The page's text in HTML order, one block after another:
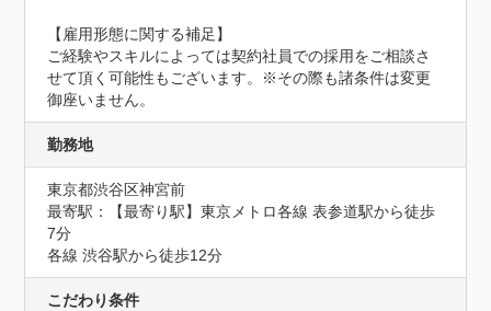
【雇用形態に関する補足】
ご経験やスキルによっては契約社員での採用をご相談さ
せて頂く可能性もございます。※その際も諸条件は変更
御座いません。
勤務地
東京都渋谷区神宮前
最寄駅：【最寄り駅】東京メトロ各線 表参道駅から徒歩
7分
各線 渋谷駅から徒歩12分
こだわり条件